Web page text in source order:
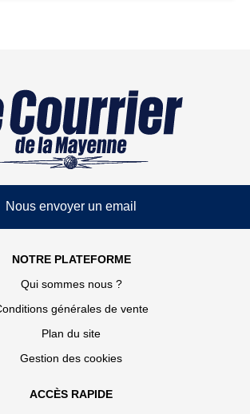
Nous envoyer un email
NOTRE PLATEFORME
Qui sommes nous ?
générales de vente
Plan du site
Gestion des cookies
ACCÈS RAPIDE